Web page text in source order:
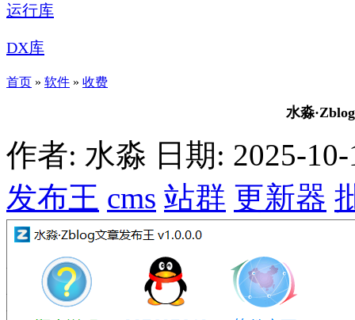
运行库
DX库
首页 » 软件 » 收费
水淼
作者: 水淼 日期: 2025-
发布王 cms 站群 更新器